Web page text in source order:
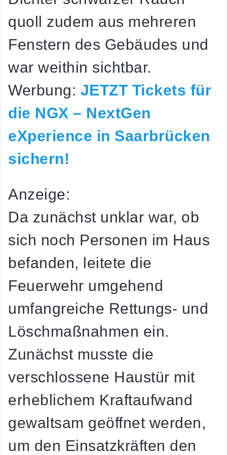
quoll zudem aus mehreren
Fenstern des Gebäudes und
war weithin sichtbar.
Werbung: JETZT Tickets für
die NGX – NextGen
eXperience in Saarbrücken
sichern!
Anzeige:
Da zunächst unklar war, ob
sich noch Personen im Haus
befanden, leitete die
Feuerwehr umgehend
umfangreiche Rettungs- und
Löschmaßnahmen ein.
Zunächst musste die
verschlossene Haustür mit
erheblichem Kraftaufwand
gewaltsam geöffnet werden,
um den Einsatzkräften den